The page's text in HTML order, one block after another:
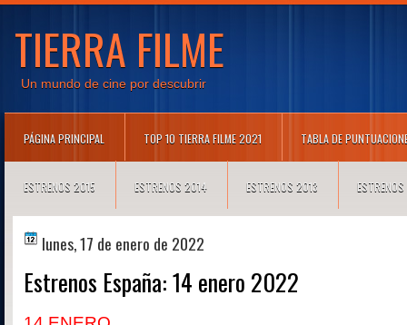
TIERRA FILME
Un mundo de cine por descubrir
PÁGINA PRINCIPAL TOP 10 TIERRA FILME 2021 TABLA DE
ESTRENOS 2015 ESTRENOS 2014 ESTRENOS 2013
lunes, 17 de enero de 2022
Estrenos España: 14 enero 2022